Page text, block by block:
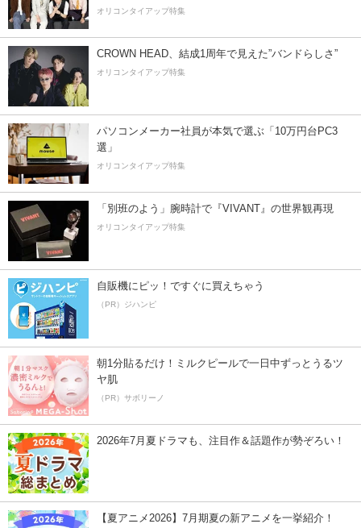
オリコンタイアップ特集
CROWN HEAD、結成1周年で見えた”バンドらしさ”
オリコンタイアップ特集
パソコンメーカー社員が本気で選ぶ「10万円台PC3
選」
オリコンタイアップ特集
「別班のよう」腕時計で『VIVANT』の世界観再現
オリコンタイアップ特集
自販機にピッ！ですぐに買えちゃう
（PR）ジハンピ
朝1分貼るだけ！ミルクピールで一日中ずっとうるツ
ヤ肌
（PR）サボリーノ
2026年7月夏ドラマも、注目作＆話題作が勢ぞろい！
【夏アニメ2026】7月期夏の新アニメを一挙紹介！